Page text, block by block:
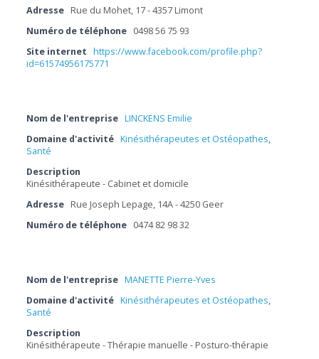
Adresse Rue du Mohet, 17 - 4357 Limont
Numéro de téléphone 0498 56 75 93
Site internet https://www.facebook.com/profile.php?
id=61574956175771
Nom de l'entreprise LINCKENS Emilie
Domaine d'activité Kinésithérapeutes et Ostéopathes,
Santé
Description
Kinésithérapeute - Cabinet et domicile
Adresse Rue Joseph Lepage, 14A - 4250 Geer
Numéro de téléphone 0474 82 98 32
Nom de l'entreprise MANETTE Pierre-Yves
Domaine d'activité Kinésithérapeutes et Ostéopathes,
Santé
Description
Kinésithérapeute - Thérapie manuelle - Posturo-thérapie